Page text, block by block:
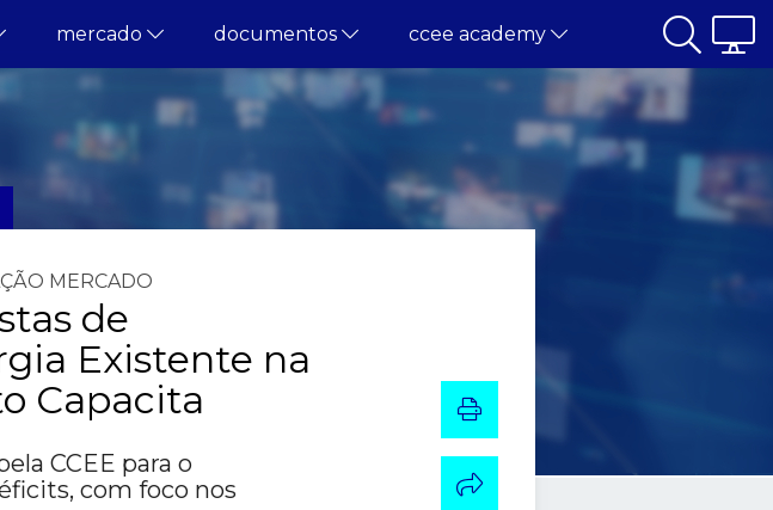
mercado documentos ccee academy
MERCADO
de
Existente na
Capacita
CCEE para o
com foco nos